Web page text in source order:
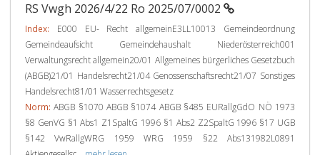
RS Vwgh 2026/4/22 Ro 2025/07/0002
Index: E000 EU- Recht allgemeinE3LL10013 Gemeindeordnung
Gemeindeaufsicht Gemeindehaushalt Niederösterreich001
Verwaltungsrecht allgemein20/01 Allgemeines bürgerliches Gesetzbuch
(ABGB)21/01 Handelsrecht21/04 Genossenschaftsrecht21/07 Sonstiges
Handelsrecht81/01 Wasserrechtsgesetz
Norm: ABGB §1070 ABGB §1074 ABGB §485 EURallgGdO NÖ 1973
§8 GenVG §1 Abs1 Z1SpaltG 1996 §1 Abs2 Z2SpaltG 1996 §17 UGB
§142 VwRallgWRG 1959 WRG 1959 §22 Abs131982L0891